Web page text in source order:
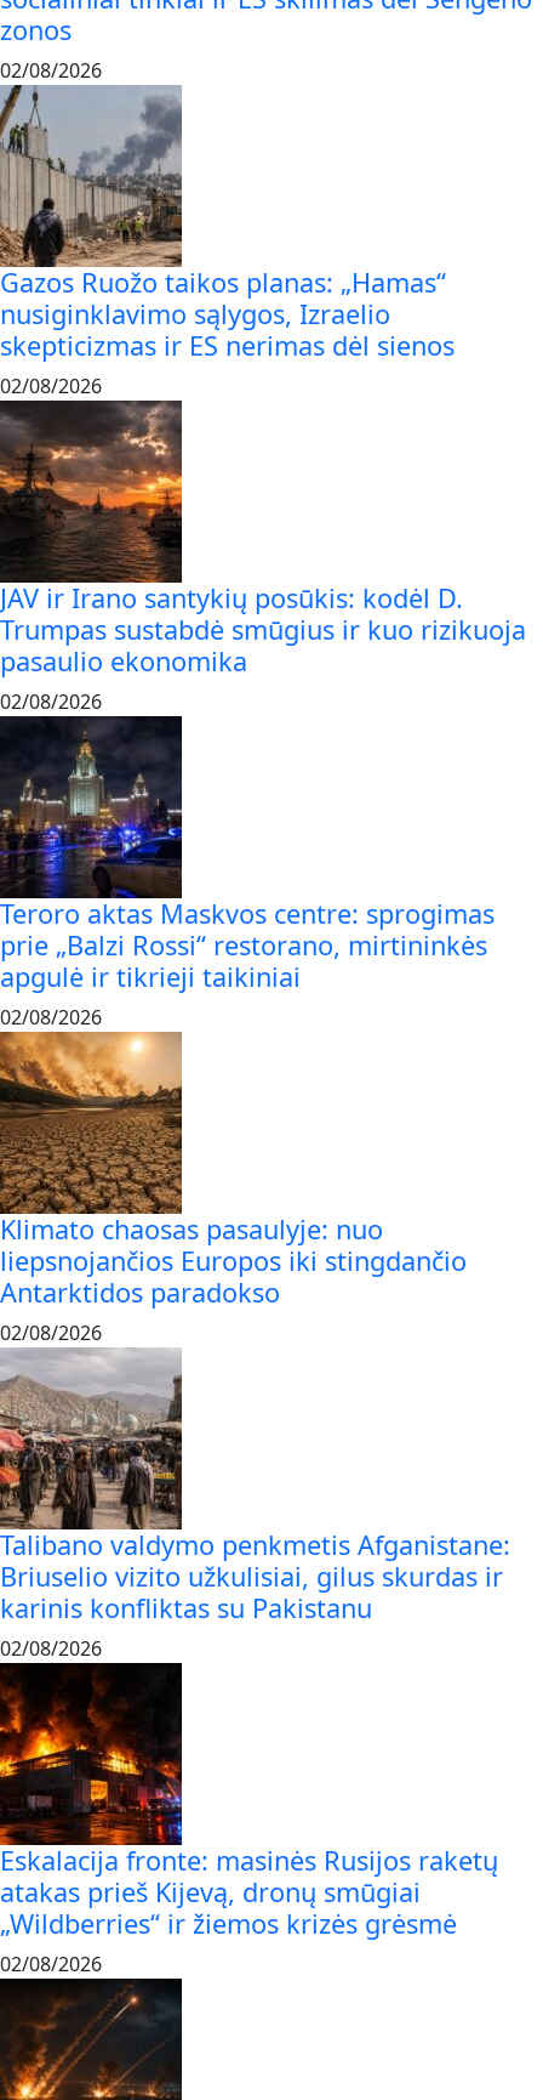
zonos
02/08/2026
Gazos Ruožo taikos planas: „Hamas“
nusiginklavimo sąlygos, Izraelio
skepticizmas ir ES nerimas dėl sienos
02/08/2026
JAV ir Irano santykių posūkis: kodėl D.
Trumpas sustabdė smūgius ir kuo rizikuoja
pasaulio ekonomika
02/08/2026
Teroro aktas Maskvos centre: sprogimas
prie „Balzi Rossi“ restorano, mirtininkės
apgulė ir tikrieji taikiniai
02/08/2026
Klimato chaosas pasaulyje: nuo
liepsnojančios Europos iki stingdančio
Antarktidos paradokso
02/08/2026
Talibano valdymo penkmetis Afganistane:
Briuselio vizito užkulisiai, gilus skurdas ir
karinis konfliktas su Pakistanu
02/08/2026
Eskalacija fronte: masinės Rusijos raketų
atakas prieš Kijevą, dronų smūgiai
„Wildberries“ ir žiemos krizės grėsmė
02/08/2026